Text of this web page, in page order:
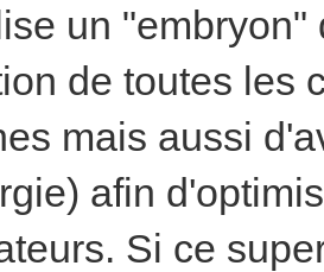
un
de toutes les
mais aussi
afin
Si ce